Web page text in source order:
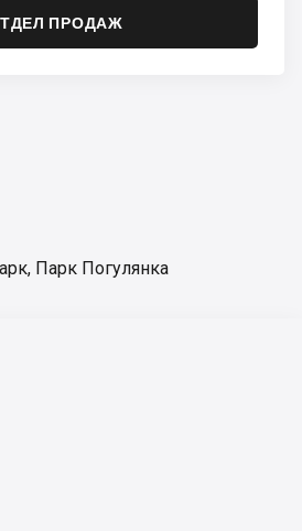
ПРОДАЖ
, Парк Погулянка